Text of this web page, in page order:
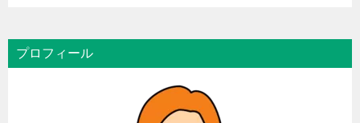
プロフィール